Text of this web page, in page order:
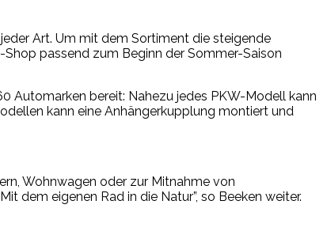
Art. Um mit dem Sortiment die steigende
passend zum Beginn der Sommer-Saison
Automarken bereit: Nahezu jedes PKW-Modell kann
kann eine Anhängerkupplung montiert und
Wohnwagen oder zur Mitnahme von
dem eigenen Rad in die Natur”, so Beeken weiter.